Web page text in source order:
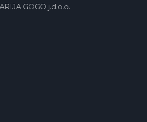
GOGO j.d.o.o.